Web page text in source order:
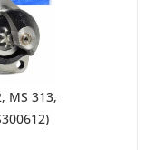
MS 313,